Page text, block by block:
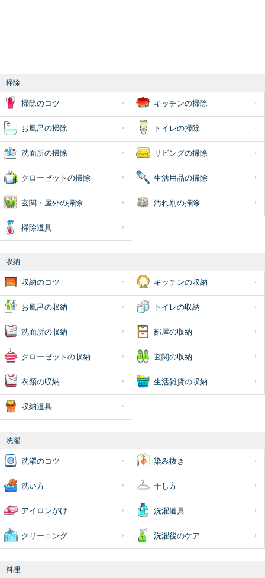
掃除
掃除のコツ キッチンの掃除
お風呂の掃除 トイレの掃除
洗面所の掃除 リビングの掃除
クローゼットの掃除 生活用品の掃除
玄関・屋外の掃除 汚れ別の掃除
掃除道具
収納
収納のコツ キッチンの収納
お風呂の収納 トイレの収納
洗面所の収納 部屋の収納
クローゼットの収納 玄関の収納
衣類の収納 生活雑貨の収納
収納道具
洗濯
洗濯のコツ 染み抜き
洗い方 干し方
アイロンがけ 洗濯道具
クリーニング 洗濯後のケア
料理